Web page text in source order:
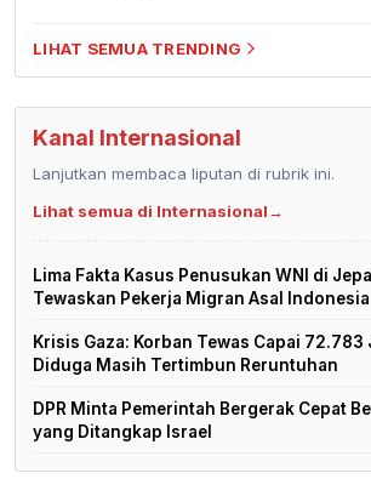
Kanal Internasional
Tewaskan Pekerja Migran Asal Indonesia
Diduga Masih Tertimbun Reruntuhan
yang Ditangkap Israel